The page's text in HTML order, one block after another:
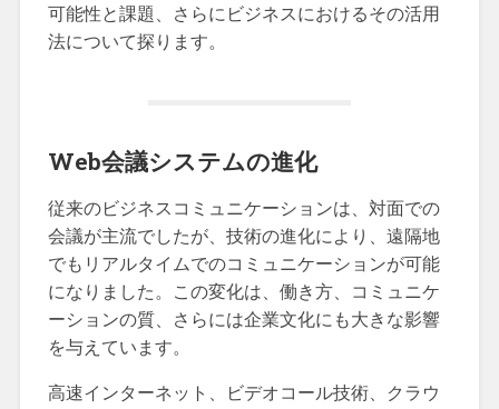
可能性と課題、さらにビジネスにおけるその活用
法について探ります。
Web会議システムの進化
従来のビジネスコミュニケーションは、対面での
会議が主流でしたが、技術の進化により、遠隔地
でもリアルタイムでのコミュニケーションが可能
になりました。この変化は、働き方、コミュニケ
ーションの質、さらには企業文化にも大きな影響
を与えています。
高速インターネット、ビデオコール技術、クラウ